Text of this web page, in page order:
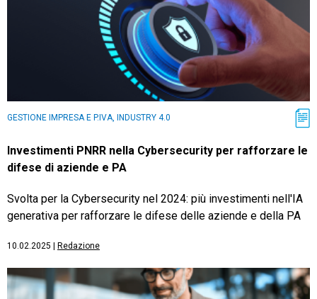
GESTIONE IMPRESA E P.IVA, INDUSTRY 4.0
Investimenti PNRR nella Cybersecurity per rafforzare le
difese di aziende e PA
Svolta per la Cybersecurity nel 2024: più investimenti nell'IA
generativa per rafforzare le difese delle aziende e della PA
10.02.2025 | Redazione